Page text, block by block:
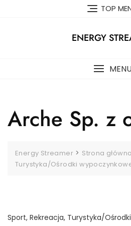
TOP
ENERGY
Arche Sp. z
Energy Streamer > Strona główna
Turystyka/Ośrodki
Sport, Rekreacja, Turystyka/